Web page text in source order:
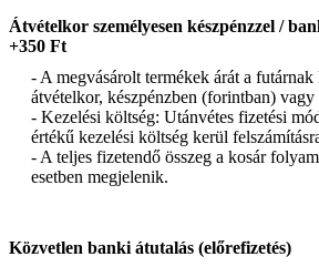
Átvételkor személyesen készpénzzel /
+350 Ft
- A megvásárolt termékek árát a
átvételkor, készpénzben (forintban)
- Kezelési költség: Utánvétes fizetési
értékű kezelési költség kerül
- A teljes fizetendő összeg a kosár
esetben megjelenik.
Közvetlen banki átutalás (előrefizetés)